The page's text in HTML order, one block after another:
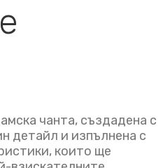
чанта, създадена с
детайл и изпълнена с
които ще